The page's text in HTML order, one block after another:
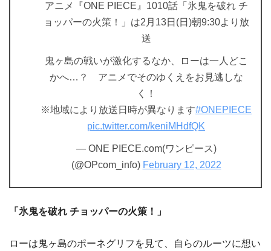
アニメ『ONE PIECE』1010話「氷鬼を破れ チ
ョッパーの火策！」は2月13日(日)朝9:30より放
送
鬼ヶ島の戦いが激化するなか、ローは一人どこ
かへ…？ アニメでそのゆくえをお見逃しな
く！
※地域により放送日時が異なります#ONEPIECE
pic.twitter.com/keniMHdfQK
— ONE PIECE.com(ワンピース)
(@OPcom_info) February 12, 2022
「氷鬼を破れ チョッパーの火策！」
ローは鬼ヶ島のポーネグリフを見て、自らのルーツに想い